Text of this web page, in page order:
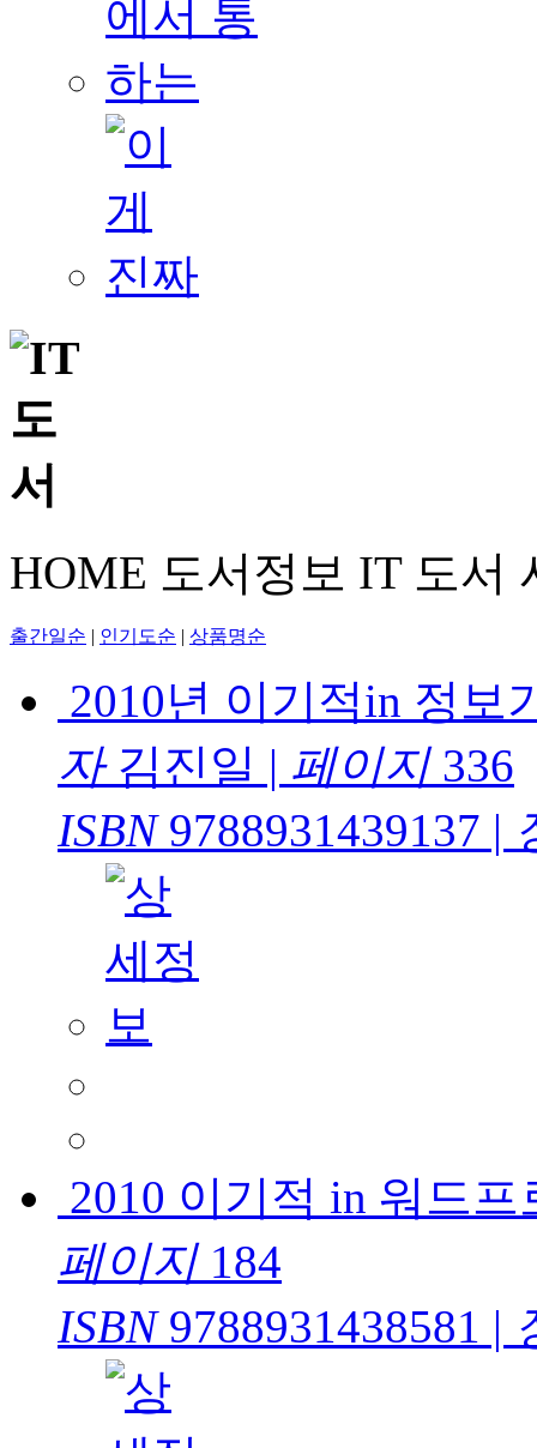
HOME 도서정보 IT 도서
출간일순 | 인기도순 | 상품명순
2010년 이기적in 정보
자김진일 | 페이지336
ISBN9788931439137 |
2010 이기적 in 워드
페이지184
ISBN9788931438581 |